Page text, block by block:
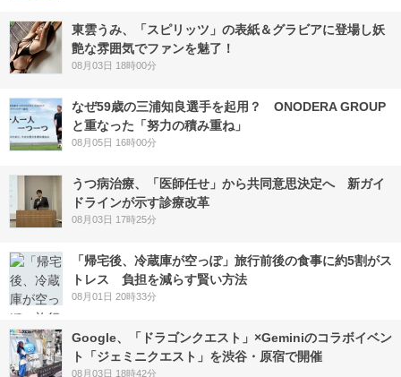
東雲うみ、「スピリッツ」の表紙＆グラビアに登場し妖
艶な雰囲気でファンを魅了！
08月03日 18時00分
なぜ59歳の三浦知良選手を起用？ ONODERA GROUP
と重なった「努力の積み重ね」
08月05日 16時00分
うつ病治療、「医師任せ」から共同意思決定へ 新ガイ
ドラインが示す診療改革
08月03日 17時25分
「帰宅後、冷蔵庫が空っぽ」旅行前後の食事に約5割がス
トレス 負担を減らす賢い方法
08月01日 20時33分
Google、「ドラゴンクエスト」×Geminiのコラボイベン
ト「ジェミニクエスト」を渋谷・原宿で開催
08月03日 18時42分